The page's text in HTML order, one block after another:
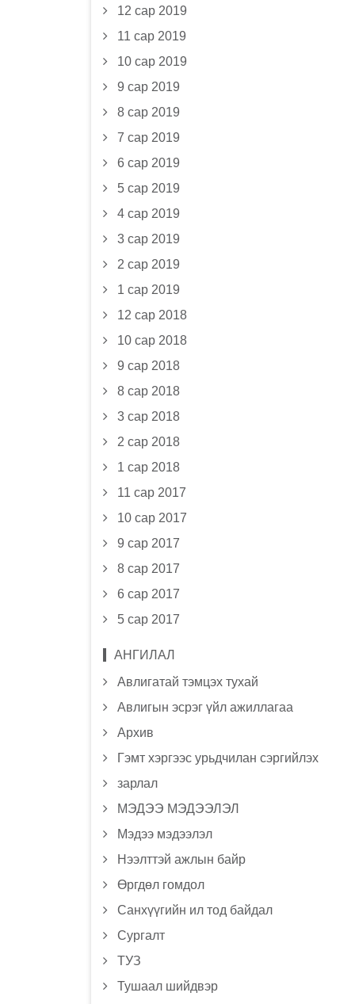
12 сар 2019
11 сар 2019
10 сар 2019
9 сар 2019
8 сар 2019
7 сар 2019
6 сар 2019
5 сар 2019
4 сар 2019
3 сар 2019
2 сар 2019
1 сар 2019
12 сар 2018
10 сар 2018
9 сар 2018
8 сар 2018
3 сар 2018
2 сар 2018
1 сар 2018
11 сар 2017
10 сар 2017
9 сар 2017
8 сар 2017
6 сар 2017
5 сар 2017
АНГИЛАЛ
Авлигатай тэмцэх тухай
Авлигын эсрэг үйл ажиллагаа
Архив
Гэмт хэргээс урьдчилан сэргийлэх
зарлал
МЭДЭЭ МЭДЭЭЛЭЛ
Мэдээ мэдээлэл
Нээлттэй ажлын байр
Өргдөл гомдол
Санхүүгийн ил тод байдал
Сургалт
ТУЗ
Тушаал шийдвэр